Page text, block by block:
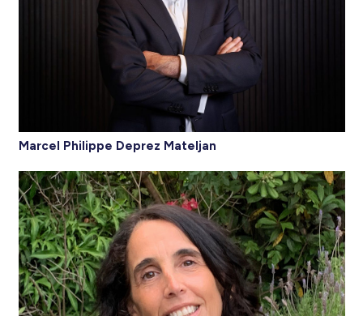
Marcel Philippe Deprez Mateljan